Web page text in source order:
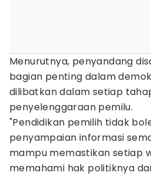
Menurutnya, penyandang
bagian penting dalam
dilibatkan dalam setiap
penyelenggaraan pemilu.
"Pendidikan pemilih tidak
penyampaian informasi
mampu memastikan setiap
memahami hak politiknya